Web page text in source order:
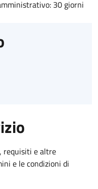
30 giorni
requisiti e altre
e le condizioni di